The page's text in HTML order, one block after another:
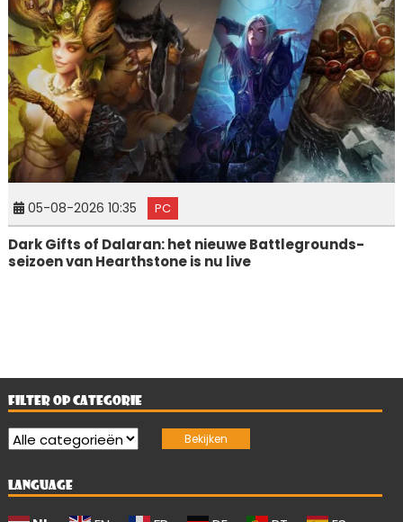
05-08-2026 10:35 PC
Dark Gifts of Dalaran: het nieuwe Battlegrounds-
seizoen van Hearthstone is nu live
FILTER OP CATEGORIE
LANGUAGE